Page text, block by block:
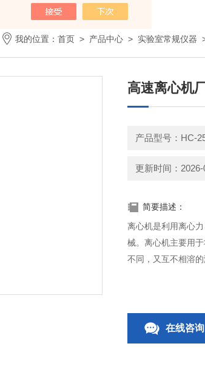
我的位置： 首页 > 产品中心 > 实验室常规仪器
高速离心机
产品型号：HC-
更新时间：2026-
简要描述：
离心机是利用离心
械。离心机主要用
不同，又互不相溶
在线咨询